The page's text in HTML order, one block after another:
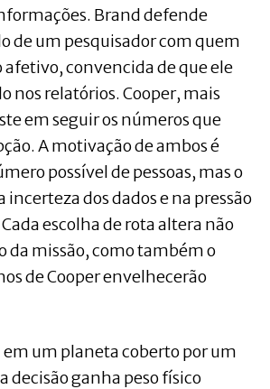
Brand defende
de um pesquisador com quem
convencida de que ele
nos relatórios. Cooper, mais
em seguir os números que
A motivação de ambos é
possível de pessoas, mas o
incerteza dos dados e na pressão
escolha de rota altera não
da missão, como também o
de Cooper envelhecerão
um planeta coberto por um
decisão ganha peso físico